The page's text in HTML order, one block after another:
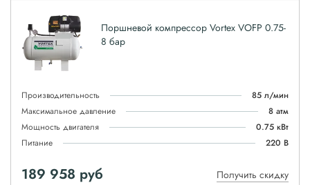
Поршневой компрессор Vortex VOFP 0.75-
8 бар
Производительность
85 л/мин
Максимальное давление
8 атм
Мощность двигателя
0.75 кВт
Питание
220 В
189 958 руб Получить скидку